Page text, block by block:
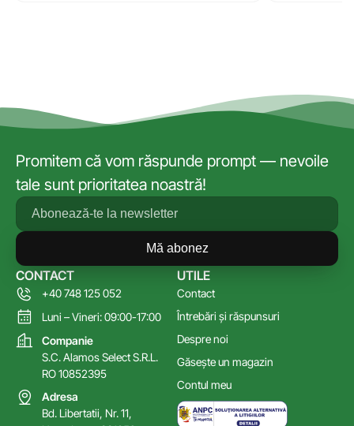
Promitem că vom răspunde prompt — nevoile
tale sunt prioritatea noastră!
Mă abonez
UTILE
Contact
Întrebări și răspunsuri
Despre noi
Găsește un magazin
Contul meu
CONTACT
+40 748 125 052
Luni – Vineri: 09:00-17:00
Companie
S.C. Alamos Select S.R.L.
RO 10852395
Adresa
Bd. Libertatii, Nr. 11,